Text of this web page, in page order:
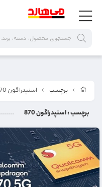
برچسب اسنپدراگون 870
برچسب: اسنپدراگون 870